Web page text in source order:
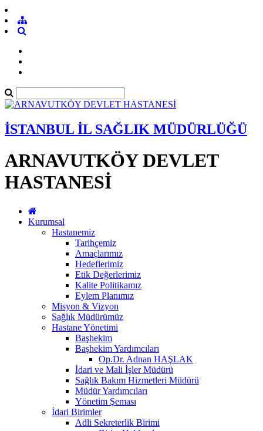
İSTANBUL İL SAĞLIK MÜDÜRLÜĞÜ
ARNAVUTKÖY DEVLET
HASTANESİ
Kurumsal
Hastanemiz
Tarihçemiz
Amaçlarımız
Hedeflerimiz
Etik Değerlerimiz
Kalite Politikamız
Eylem Planımız
Misyon & Vizyon
Sağlık Müdürümüz
Hastane Yönetimi
Başhekim
Başhekim Yardımcıları
Op.Dr. Adnan HAŞLAK
İdari ve Mali İşler Müdürü
Sağlık Bakım Hizmetleri Müdürü
Müdür Yardımcıları
Yönetim Şeması
İdari Birimler
Adli Sekreterlik Birimi